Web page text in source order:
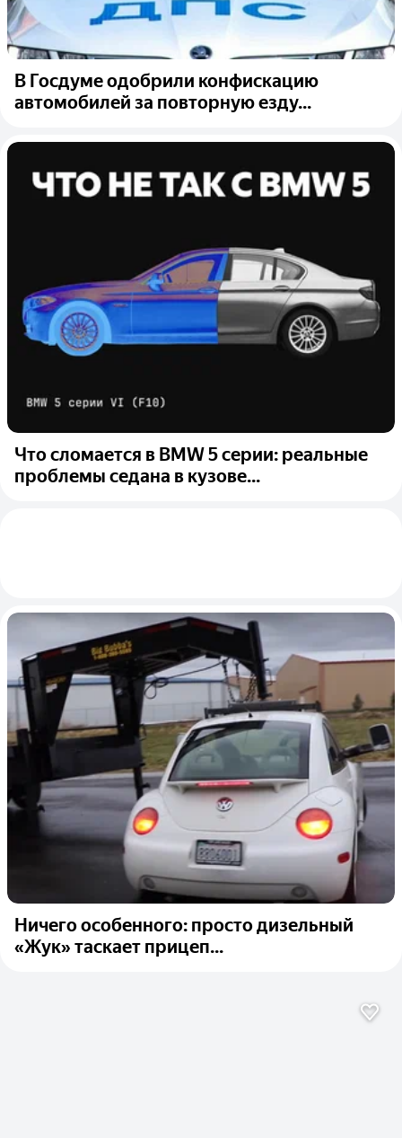
В Госдуме одобрили конфискацию
автомобилей за повторную езду...
Что сломается в BMW 5 серии: реальные
проблемы седана в кузове...
Ничего особенного: просто дизельный
«Жук» таскает прицеп...